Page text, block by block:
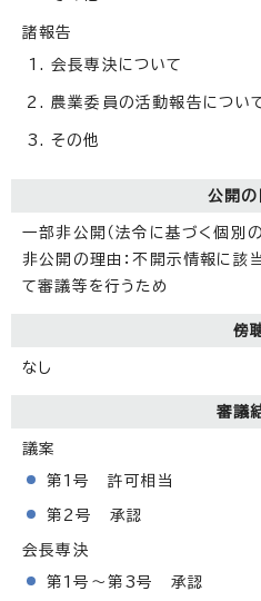
諸報告
会長専決について
農業委員の活動報告につい
その他
公開の
一部非公開（法令に基づく個別
非公開の理由：不開示情報に該
て審議等を行うため
傍
なし
審議
議案
第1号 許可相当
第2号 承認
会長専決
第1号～第3号 承認